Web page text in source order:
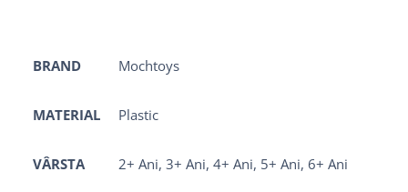
BRAND Mochtoys
MATERIAL Plastic
VÂRSTA 2+ Ani, 3+ Ani, 4+ Ani, 5+ Ani, 6+ Ani